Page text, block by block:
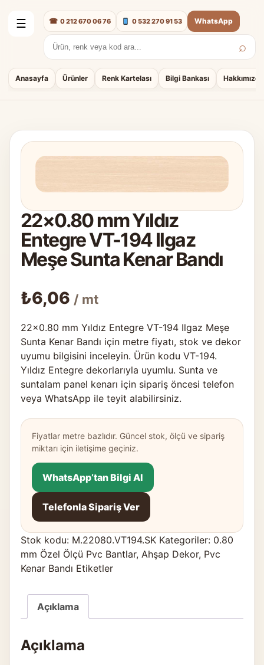
☰
Anasayfa Ürünler Renk Kartelası Bilgi Bankası Hakkımızda
Arama: ⌕
☎ 0 212 670 06 76 0 532 270 91 53 WhatsApp
22×0.80 mm Yıldız
Entegre VT-194 Ilgaz
Meşe Sunta Kenar Bandı
₺6,06 / mt
22×0.80 mm Yıldız Entegre VT-194 Ilgaz Meşe
Sunta Kenar Bandı için metre fiyatı, stok ve dekor
uyumu bilgisini inceleyin. Ürün kodu VT-194.
Yıldız Entegre dekorlarıyla uyumlu. Sunta ve
suntalam panel kenarı için sipariş öncesi telefon
veya WhatsApp ile teyit alabilirsiniz.
Fiyatlar metre bazlıdır. Güncel stok, ölçü ve sipariş
miktarı için iletişime geçiniz.
WhatsApp’tan Bilgi Al
Telefonla Sipariş Ver
Stok kodu: M.22080.VT194.SK Kategoriler: 0.80
mm Özel Ölçü Pvc Bantlar, Ahşap Dekor, Pvc
Kenar Bandı Etiketler
Açıklama
Açıklama